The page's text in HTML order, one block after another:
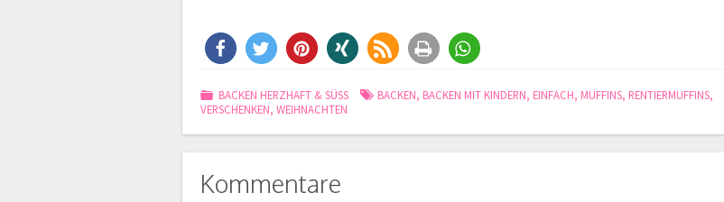
BACKEN HERZHAFT & SÜSS BACKEN, BACKEN MIT KINDERN, EINFACH, MUFFINS, RENTIERMUFFINS,
VERSCHENKEN, WEIHNACHTEN
Kommentare